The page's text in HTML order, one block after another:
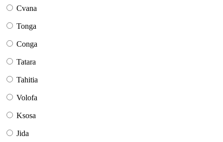
Cvana
Tonga
Conga
Tatara
Tahitia
Volofa
Ksosa
Jida